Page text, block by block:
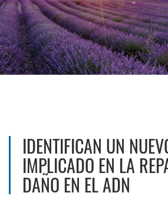
IDENTIFICAN UN
IMPLICADO EN LA
DAÑO EN EL ADN